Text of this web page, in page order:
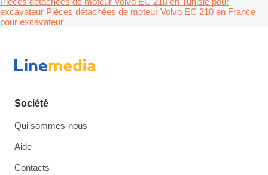
excavateur Pièces détachées de moteur Volvo EC 210 en France
pour excavateur
Société
Qui sommes-nous
Aide
Contacts